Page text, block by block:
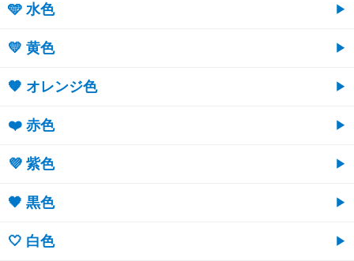
🩵 水色
💛 黄色
🧡 オレンジ色
❤️ 赤色
💜 紫色
🖤 黒色
🤍 白色